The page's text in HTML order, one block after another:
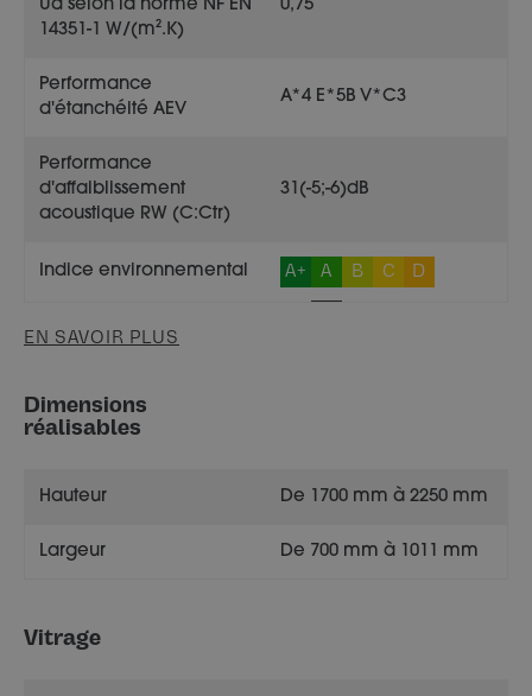
Ud selon la norme NF EN
14351-1 W/(m².K)
0,75
Performance
d'étanchéité AEV
A*4 E*5B V*C3
Performance
d'affaiblissement
acoustique RW (C:Ctr)
31(-5;-6)dB
Indice environnemental A+ A B C D
EN SAVOIR PLUS
Dimensions
réalisables
Hauteur De 1700 mm à 2250 mm
Largeur De 700 mm à 1011 mm
Vitrage